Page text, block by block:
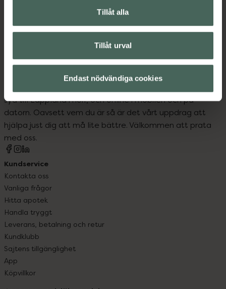
Tillåt alla
Tillåt urval
Endast nödvändiga cookies
syd till Lappland i norr, och online i mobilen och på
datorn. Oavsett vem du är så är det vårt uppdrag att
hjälpa just dig att må lite bättre. Välkommen att prata
med oss.
Kundservice
Kontakta oss
Vanliga frågor
Hitta apotek
Handla tryggt
Leverans, betalning och retur
Kundklubb
Sajtens tillgänglighet
App
Köpvillkor